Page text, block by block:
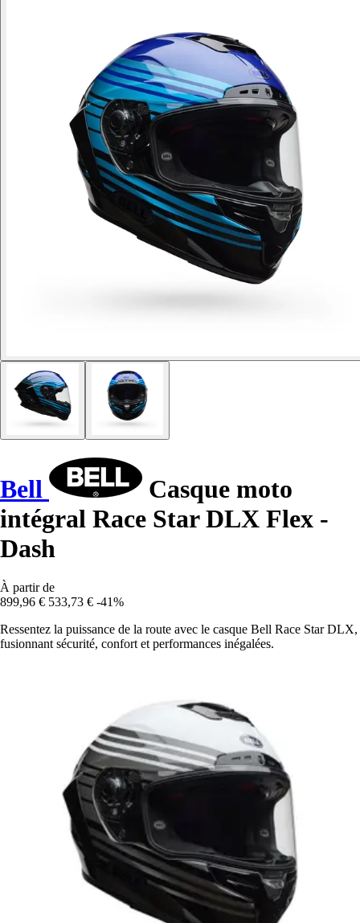
Bell
Casque moto
intégral Race Star DLX Flex -
Dash
À partir de
899,96 € 533,73 € -41%
Ressentez la puissance de la route avec le casque Bell Race Star DLX,
fusionnant sécurité, confort et performances inégalées.